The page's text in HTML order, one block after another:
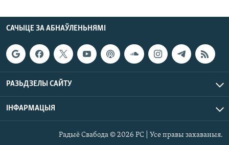
САЧЫЦЕ ЗА АБНАЎЛЕНЬНЯМІ
РАЗЬДЗЕЛЫ САЙТУ
ІНФАРМАЦЫЯ
Радыё Свабода © 2026 РС | Усе правы захаваныя.